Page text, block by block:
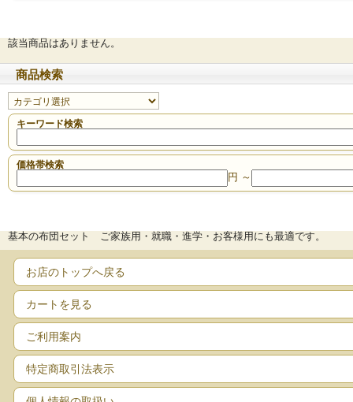
該当商品はありません。
商品検索
キーワード検索
価格帯検索
円 ～
基本の布団セット ご家族用・就職・進学・お客様用にも最適です。
お店のトップへ戻る
カートを見る
ご利用案内
特定商取引法表示